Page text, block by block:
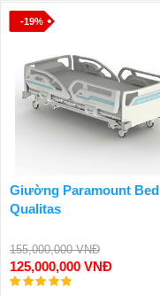
-19%
Giường Paramount Bed
Qualitas
155,000,000 VNĐ
125,000,000 VNĐ